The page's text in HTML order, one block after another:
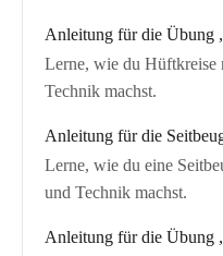
Anleitung für die Übung
Lerne, wie du Hüftkreise
Technik machst.
Anleitung für die
Lerne, wie du eine
und Technik machst.
Anleitung für die Übung